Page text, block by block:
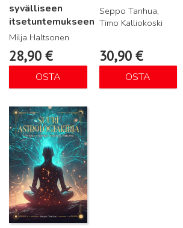
syvälliseen
itsetuntemukseen
Milja Haltsonen
28,90€
OSTA
Seppo Tanhua,
Timo Kalliokoski
30,90 €
OSTA
Lue lisää